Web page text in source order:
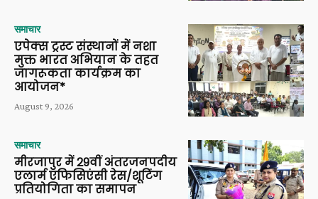
समाचार
एपेक्स ट्रस्ट संस्थानों में नशा
मुक्त भारत अभियान के तहत
जागरूकता कार्यक्रम का
आयोजन*
August 9, 2026
समाचार
मीरजापुर में 29वीं अंतरजनपदीय
एलार्म एफिसिएंसी रेस/शूटिंग
प्रतियोगिता का समापन